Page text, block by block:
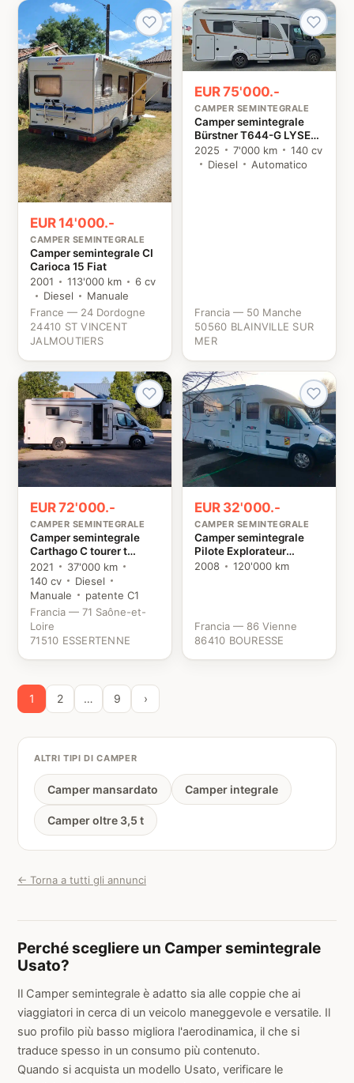
EUR 14'000.-
CAMPER SEMINTEGRALE
Camper semintegrale CI
Carioca 15 Fiat
2001
113'000 km
6 cv
Diesel
Manuale
France — 24 Dordogne
24410 ST VINCENT
JALMOUTIERS
EUR 75'000.-
CAMPER SEMINTEGRALE
Camper semintegrale
Bürstner T644-G LYSEO
TD PRIVILEGE EDITION
Fiat
2025 7'000 km
140 cv
Diesel
Automatico
Francia — 50 Manche
50560 BLAINVILLE SUR
MER
EUR 72'000.-
CAMPER SEMINTEGRALE
Camper semintegrale
Carthago C tourer t
144QB Fiat
2021
37'000 km
140 cv
Diesel
Manuale
patente C1
Francia — 71 Saône-et-
Loire
71510 ESSERTENNE
EUR 32'000.-
CAMPER SEMINTEGRALE
Camper semintegrale
Pilote Explorateur
Renault
2008 120'000 km
Francia — 86 Vienne
86410 BOURESSE
1 2 … 9 ›
ALTRI TIPI DI CAMPER
Camper mansardato Camper integrale
Camper oltre 3,5 t
← Torna a tutti gli annunci
Perché scegliere un Camper semintegrale
Usato?
Il Camper semintegrale è adatto sia alle coppie che ai
viaggiatori in cerca di un veicolo maneggevole e versatile. Il
suo profilo più basso migliora l'aerodinamica, il che si
traduce spesso in un consumo più contenuto.
Quando si acquista un modello Usato, verificare le